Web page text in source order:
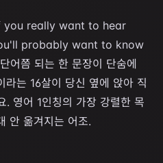
you really want to hear
probably want to know
쯤 되는 한 문장이 단숨에
라는 16살이 당신 옆에 앉아 직
. 영어 1인칭의 가장 강렬한 목
안 옮겨지는 어조.